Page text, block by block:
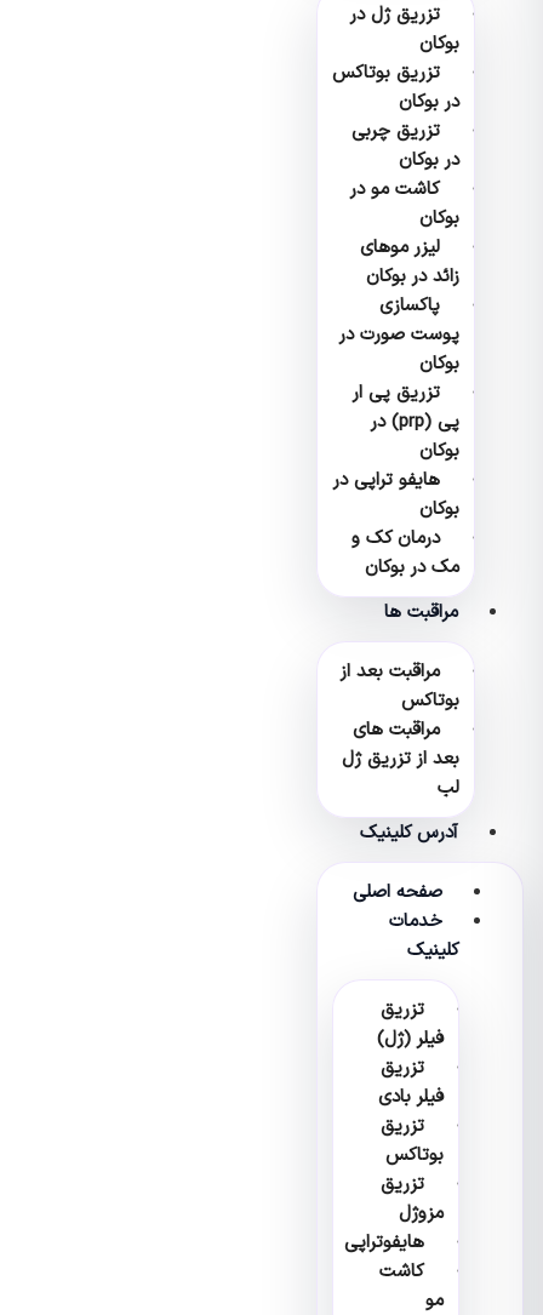
تزریق ژل در
بوکان
تزریق بوتاکس
در بوکان
تزریق چربی
در بوکان
کاشت مو در
بوکان
لیزر موهای
زائد در بوکان
پاکسازی
پوست صورت در
بوکان
تزریق پی ار
پی (prp) در
بوکان
هایفو تراپی در
بوکان
درمان کک و
مک در بوکان
مراقبت ها
مراقبت بعد از
بوتاکس
مراقبت های
بعد از تزریق ژل
آدرس کلینیک
صفحه اصلی
خدمات
کلینیک
تزریق
فیلر (ژل)
تزریق
فیلر بادی
تزریق
بوتاکس
تزریق
مزوژل
هایفوتراپی
کاشت